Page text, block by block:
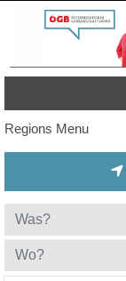
Regions Menu